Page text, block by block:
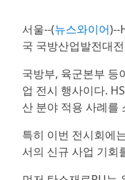
서울--(뉴스와이어)--
국 국방산업발전대
국방부, 육군본부 등
업 전시 행사이다.
산 분야 적용 사례를
특히 이번 전시회에
서의 신규 사업 기회